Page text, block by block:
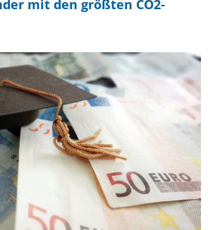
mit den größten CO2-